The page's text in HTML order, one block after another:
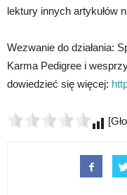
lektury innych artykułów
Wezwanie do działania:
Karma Pedigree i
dowiedzieć się więcej: